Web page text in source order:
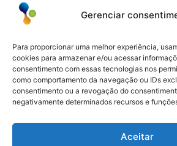
Gerenciar
Para proporcionar uma melhor experiência,
cookies para armazenar e/ou acessar
consentimento com essas tecnologias nos
como comportamento da navegação ou IDs
consentimento ou a revogação do
negativamente determinados recursos e
Aceitar
Atuamos no Rio Grande do Sul,
Paraná.
Serra/RS: (54) 3698-